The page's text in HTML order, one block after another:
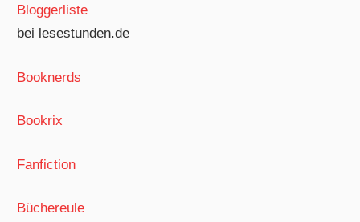
Bloggerliste
bei lesestunden.de
Booknerds
Bookrix
Fanfiction
Büchereule